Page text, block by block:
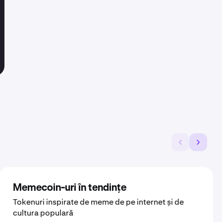
Memecoin-uri în tendințe
Tokenuri inspirate de meme de pe internet și de
cultura populară